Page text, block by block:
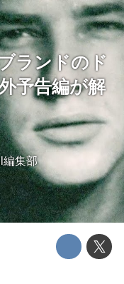
ランドのド
予告編が解
編集部